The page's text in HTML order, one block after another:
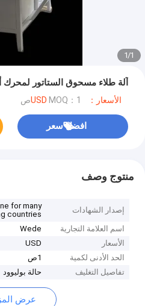
1
/
1
آلة طلاء مسحوق الستاتور لمحرك
الأسعار：USD MOQ：1ص
افضل سعر
منتوج وصف
إصدار الشهادات
for many
countries
اسم العلامة التجارية
Wede
الأسعار
USD
الحد الأدنى لكمية
1ص
تفاصيل التغليف
حالة بوليوود
عرض